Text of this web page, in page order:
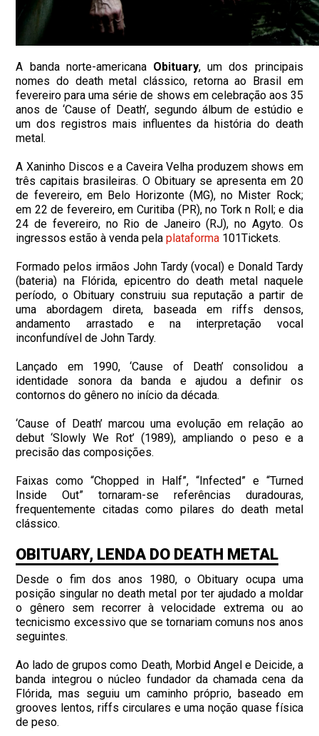
A banda norte-americana Obituary, um dos principais
nomes do death metal clássico, retorna ao Brasil em
fevereiro para uma série de shows em celebração aos 35
anos de ‘Cause of Death’, segundo álbum de estúdio e
um dos registros mais influentes da história do death
metal.
A Xaninho Discos e a Caveira Velha produzem shows em
três capitais brasileiras. O Obituary se apresenta em 20
de fevereiro, em Belo Horizonte (MG), no Mister Rock;
em 22 de fevereiro, em Curitiba (PR), no Tork n Roll; e dia
24 de fevereiro, no Rio de Janeiro (RJ), no Agyto. Os
ingressos estão à venda pelaplataforma 101Tickets.
Formado pelos irmãos John Tardy (vocal) e Donald Tardy
(bateria) na Flórida, epicentro do death metal naquele
período, o Obituary construiu sua reputação a partir de
uma abordagem direta, baseada em riffs densos,
andamento arrastado e na interpretação vocal
inconfundível de John Tardy.
Lançado em 1990, ‘Cause of Death’ consolidou a
identidade sonora da banda e ajudou a definir os
contornos do gênero no início da década.
‘Cause of Death’ marcou uma evolução em relação ao
debut ‘Slowly We Rot’ (1989), ampliando o peso e a
precisão das composições.
Faixas como “Chopped in Half”, “Infected” e “Turned
Inside Out” tornaram-se referências duradouras,
frequentemente citadas como pilares do death metal
clássico.
OBITUARY, LENDA DO DEATH METAL
Desde o fim dos anos 1980, o Obituary ocupa uma
posição singular no death metal por ter ajudado a moldar
o gênero sem recorrer à velocidade extrema ou ao
tecnicismo excessivo que se tornariam comuns nos anos
seguintes.
Ao lado de grupos como Death, Morbid Angel e Deicide, a
banda integrou o núcleo fundador da chamada cena da
Flórida, mas seguiu um caminho próprio, baseado em
grooves lentos, riffs circulares e uma noção quase física
de peso.